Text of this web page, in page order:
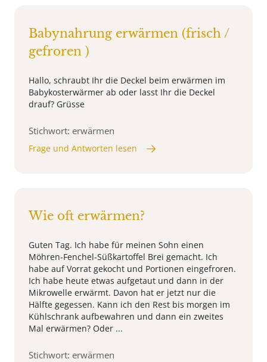
Babynahrung erwärmen (frisch /
gefroren )
Hallo, schraubt Ihr die Deckel beim erwärmen im
Babykosterwärmer ab oder lasst Ihr die Deckel
drauf? Grüsse
Stichwort: erwärmen
Frage und Antworten lesen
Wie oft erwärmen?
Guten Tag. Ich habe für meinen Sohn einen
Möhren-Fenchel-Süßkartoffel Brei gemacht. Ich
habe auf Vorrat gekocht und Portionen eingefroren.
Ich habe heute etwas aufgetaut und dann in der
Mikrowelle erwärmt. Davon hat er jetzt nur die
Hälfte gegessen. Kann ich den Rest bis morgen im
Kühlschrank aufbewahren und dann ein zweites
Mal erwärmen? Oder ...
Stichwort: erwärmen